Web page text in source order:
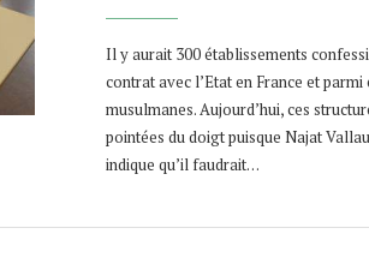
Il y aurait 300 établissements
contrat avec l’Etat en France et parmi
musulmanes. Aujourd’hui, ces
pointées du doigt puisque Najat
indique qu’il faudrait…